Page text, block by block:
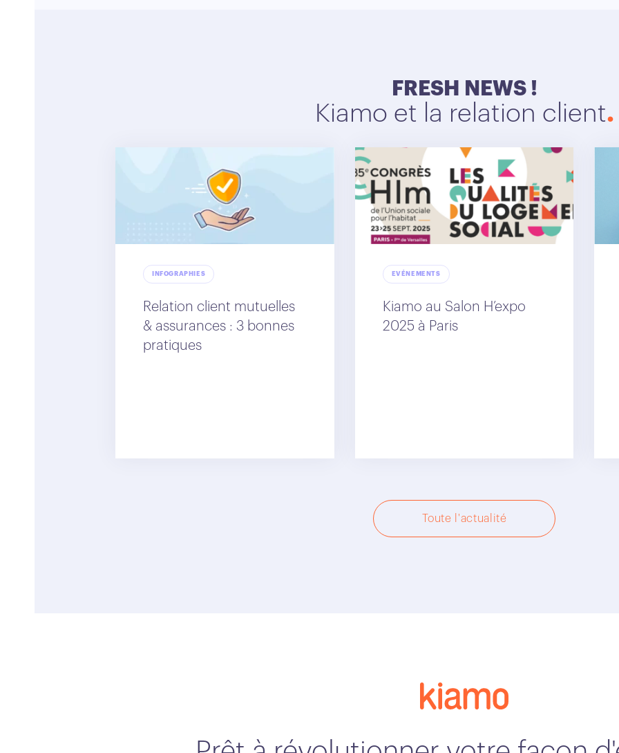
FRESH NEWS !
Kiamo et la relation client
INFOGRAPHIES
Relation client mutuelles
& assurances : 3 bonnes
pratiques
EVÉNEMENTS
Kiamo au Salon H’expo
2025 à Paris
Toute l'actualité